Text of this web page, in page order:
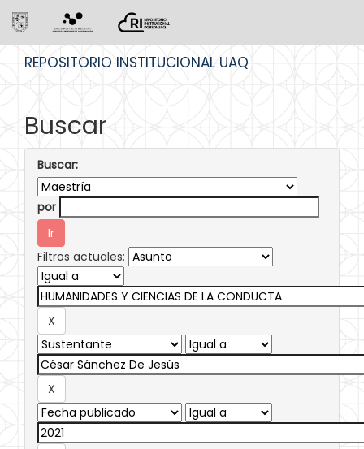
REPOSITORIO INSTITUCIONAL UAQ
Buscar
Buscar:
por
Filtros actuales: